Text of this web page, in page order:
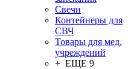
Свечи
Контейнеры для
СВЧ
Товары для мед.
учреждений
+ ЕЩЕ 9